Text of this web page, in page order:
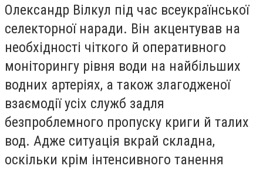
Олександр Вілкул під час всеукраїнської
селекторної наради. Він акцентував на
необхідності чіткого й оперативного
моніторингу рівня води на найбільших
водних артеріях, а також злагодженої
взаємодії усіх служб задля
безпроблемного пропуску криги й талих
вод. Адже ситуація вкрай складна,
оскільки крім інтенсивного танення